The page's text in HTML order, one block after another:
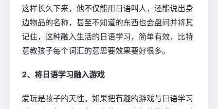
这样长久下来，他不仅能用日语叫人，还能说出身
边物品的名称，甚至不知道的东西也会盘问并将其
记住，这种融入生活的日语学习，简单有效，比特
意教孩子每个词汇的意思要效果要好很多。
2、将日语学习融入游戏
爱玩是孩子的天性，如果把有趣的游戏与日语学习